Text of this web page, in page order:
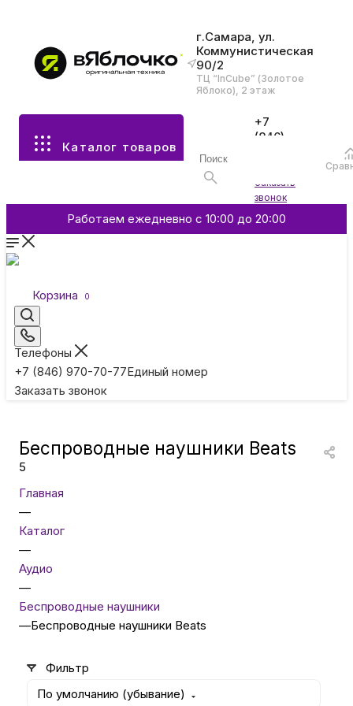
г.Самара, ул.
Коммунистическая
90/2
ТЦ “InCube” (Золотое
Яблоко), 2 этаж
Каталог товаров
+7
(846)
Заказать
звонок
Работаем ежедневно с 10:00 до 20:00
Корзина 0
Телефоны
+7 (846) 970-70-77Единый номер
Заказать звонок
Все разделы каталога
Аксессуары
Смартфоны и гаджеты
Умные кольца
Товары для детей
ТВ и проекторы
Беспроводные наушники Beats
5
Главная
—
Каталог
—
Аудио
—
Беcпроводные наушники
—Беспроводные наушники Beats
Фильтр
По умолчанию (убывание)